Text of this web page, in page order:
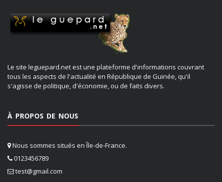
Le site leguepard.net est une plateforme d'informations couvrant
tous les aspects de l'actualité en République de Guinée, qu'il
s'agisse de politique, d'économie, ou de faits divers.
À PROPOS DE NOUS
Nous sommes situés en Île-de-France.
0123456789
test@gmail.com